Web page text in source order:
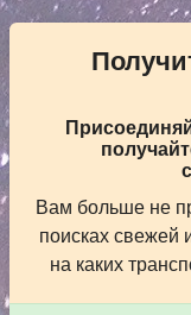
Вам больше не
поисках свежей
на каких